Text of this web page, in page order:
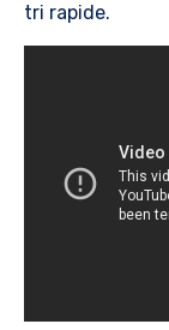
tri rapide.